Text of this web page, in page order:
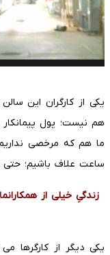
یکی از کارگران این
هم نیست؛ پول پیمانکار
ما هم که مرخصی
ساعت علاف باشیم؛
زندگیِ خیلی از
یکی دیگر از کارگرها